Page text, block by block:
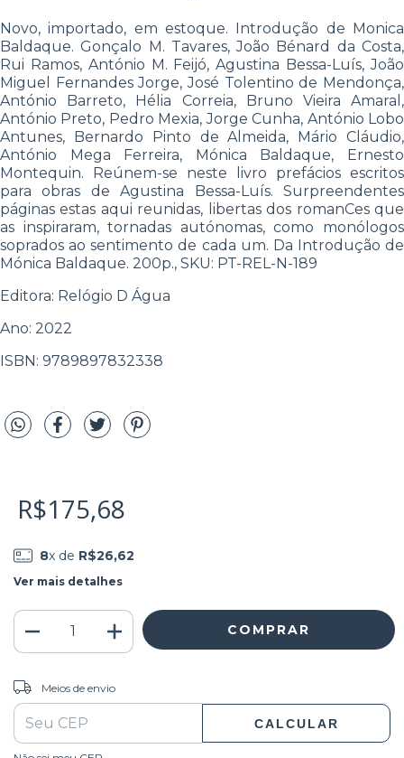
Novo, importado, em estoque. Introdução de Monica
Baldaque. Gonçalo M. Tavares, João Bénard da Costa,
Rui Ramos, António M. Feijó, Agustina Bessa-Luís, João
Miguel Fernandes Jorge, José Tolentino de Mendonça,
António Barreto, Hélia Correia, Bruno Vieira Amaral,
António Preto, Pedro Mexia, Jorge Cunha, António Lobo
Antunes, Bernardo Pinto de Almeida, Mário Cláudio,
António Mega Ferreira, Mónica Baldaque, Ernesto
Montequin. Reúnem-se neste livro prefácios escritos
para obras de Agustina Bessa-Luís. Surpreendentes
páginas estas aqui reunidas, libertas dos romanCes que
as inspiraram, tornadas autónomas, como monólogos
soprados ao sentimento de cada um. Da Introdução de
Mónica Baldaque. 200p., SKU: PT-REL-N-189
Editora: Relógio D Água
Ano: 2022
ISBN: 9789897832338
R$175,68
8x de R$26,62
Ver mais detalhes
Entregas para o CEP:
Meios de envio
CALCULAR